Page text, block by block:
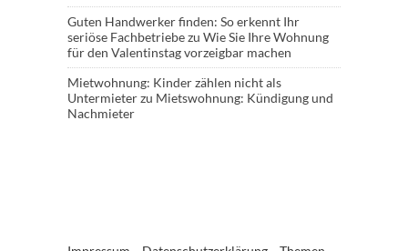
Guten Handwerker finden: So erkennt Ihr
seriöse Fachbetriebezu Wie Sie Ihre Wohnung
für den Valentinstag vorzeigbar machen
Mietwohnung: Kinder zählen nicht als
Untermieterzu Mietswohnung: Kündigung und
Nachmieter